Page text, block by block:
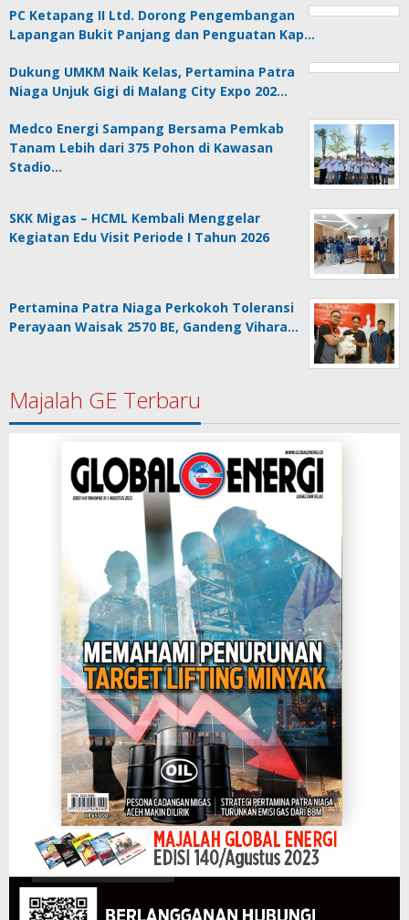
PC Ketapang II Ltd. Dorong Pengembangan
Lapangan Bukit Panjang dan Penguatan Kap…
Dukung UMKM Naik Kelas, Pertamina Patra
Niaga Unjuk Gigi di Malang City Expo 202…
Medco Energi Sampang Bersama Pemkab
Tanam Lebih dari 375 Pohon di Kawasan
Stadio…
SKK Migas – HCML Kembali Menggelar
Kegiatan Edu Visit Periode I Tahun 2026
Pertamina Patra Niaga Perkokoh Toleransi
Perayaan Waisak 2570 BE, Gandeng Vihara…
Majalah GE Terbaru